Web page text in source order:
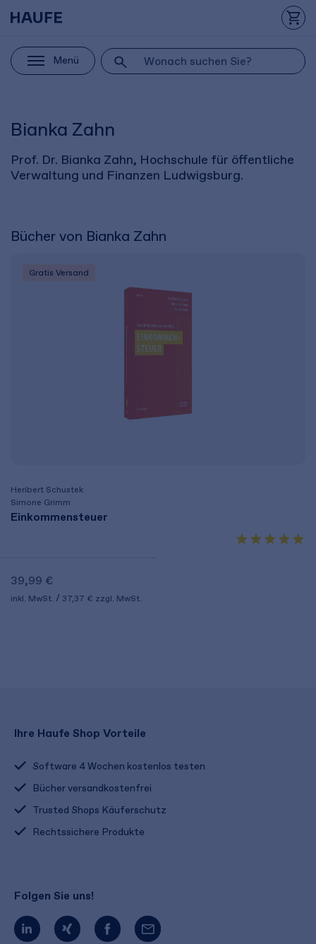
Menü
Bianka Zahn
Prof. Dr. Bianka Zahn, Hochschule für öffentliche
Verwaltung und Finanzen Ludwigsburg.
Bücher von Bianka Zahn
Gratis Versand
Heribert Schustek
Simone Grimm
Einkommensteuer
39,99 €
inkl. MwSt. 37,37 € zzgl. MwSt.
Ihre Haufe Shop Vorteile
Software 4 Wochen kostenlos testen
Bücher versandkostenfrei
Trusted Shops Käuferschutz
Rechtssichere Produkte
Folgen Sie uns!